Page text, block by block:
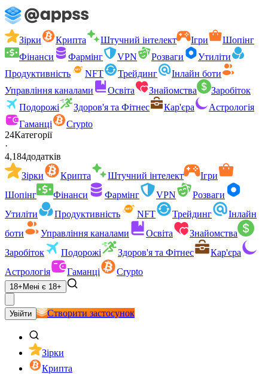
Зірки Крипта Штучний інтелект Ігри
Шопінг
Фінанси
Фармінг VPN Розваги
Утиліти
Продуктивність
NFT Трейдинг
Інлайн боти
Управління каналами
Освіта Знайомства
Заробіток
Подорожі
Здоров'я та Фітнес Кар'єра
Астрологія
Гаманці
Crypto
24Категорії
·
4,184додатків
Зірки
Крипта Штучний інтелект
Ігри
Шопінг
Фінанси Фармінг VPN
Розваги
Утиліти
Продуктивність NFT Трейдинг
Інлайн
боти
Управління каналами Освіта
Знайомства
Заробіток
Подорожі Здоров'я та Фітнес
Кар'єра
Астрологія
Гаманці Crypto
18+ Мені є 18+
Увійти Створити застосунок
Зірки
Крипта